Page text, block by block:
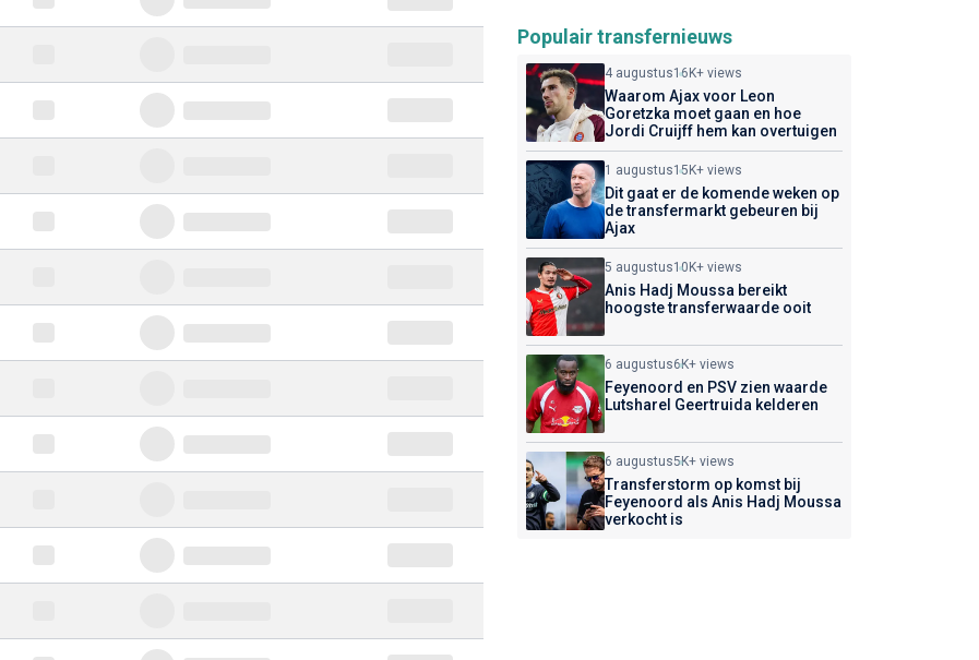
Populair transfernieuws
4 augustus16K+ views
Waarom Ajax voor Leon
Goretzka moet gaan en hoe
Jordi Cruijff hem kan overtuigen
1 augustus15K+ views
Dit gaat er de komende weken op
de transfermarkt gebeuren bij
Ajax
5 augustus10K+ views
Anis Hadj Moussa bereikt
hoogste transferwaarde ooit
6 augustus6K+ views
Feyenoord en PSV zien waarde
Lutsharel Geertruida kelderen
6 augustus5K+ views
Transferstorm op komst bij
Feyenoord als Anis Hadj Moussa
verkocht is